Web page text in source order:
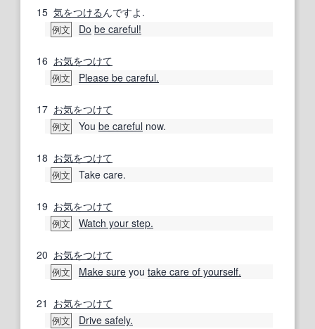
15 気をつけるんですよ.
例文 Do be careful!
16 お気をつけて
例文 Please be careful.
17 お気をつけて
例文 You be careful now.
18 お気をつけて
例文 Take care.
19 お気をつけて
例文 Watch your step.
20 お気をつけて
例文 Make sure you take care of yourself.
21 お気をつけて
例文 Drive safely.